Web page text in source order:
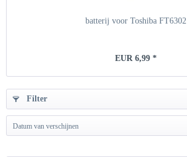
batterij voor Toshiba FT6302
EUR 6,99 *
Filter
Datum van verschijnen